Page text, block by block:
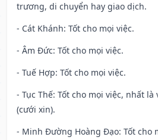
trương, di chuyển hay giao dịch.
- Cát Khánh: Tốt cho mọi việc.
- Âm Đức: Tốt cho mọi việc.
- Tuế Hợp: Tốt cho mọi việc.
- Tục Thế: Tốt cho mọi việc, nhất
(cưới xin).
- Minh Đường Hoàng Đạo: Tốt cho